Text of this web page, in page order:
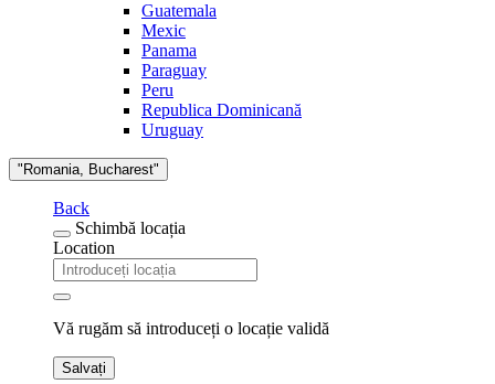
Guatemala
Mexic
Panama
Paraguay
Peru
Republica Dominicană
Uruguay
"Romania, Bucharest"
Back
Schimbă locația
Location
Vă rugăm să introduceți o locație validă
Salvați